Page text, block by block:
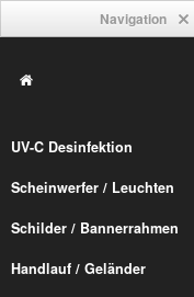
Navigation
UV-C Desinfektion
Scheinwerfer / Leuchten
Schilder / Bannerrahmen
Handlauf / Geländer